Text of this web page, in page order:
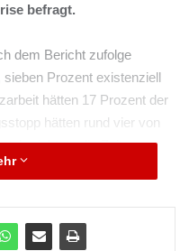
befragt.
dem Bericht zufolge
Prozent existenziell
hätten 17 Prozent der
hätten rund vier von
berichtete die Zeitung
laut IAB-Umfrage vor allem